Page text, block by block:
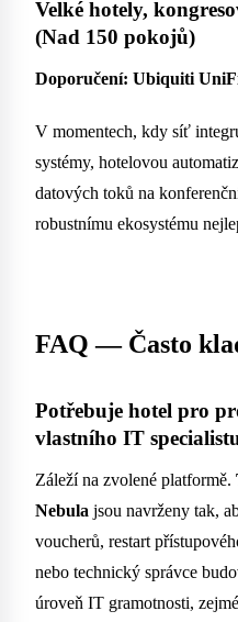
Velké hotely,
(Nad 150 pokojů)
Doporučení: Ubiquiti
V momentech, kdy síť
systémy, hotelovou
datových toků na
robustnímu ekosystému
FAQ — Často
Potřebuje hotel pro
vlastního IT
Záleží na zvolené platformě.
Nebula jsou navrženy tak,
voucherů, restart
nebo technický správce
úroveň IT gramotnosti,